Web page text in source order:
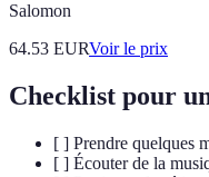
Salomon
64.53 EURVoir le prix
Checklist pour
[ ] Prendre quelques
[ ] Écouter de la